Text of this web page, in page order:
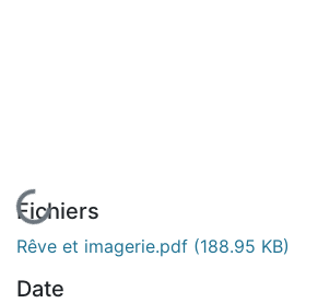
En cours de chargement...
Fichiers
Rêve et imagerie.pdf (188.95 KB)
Date